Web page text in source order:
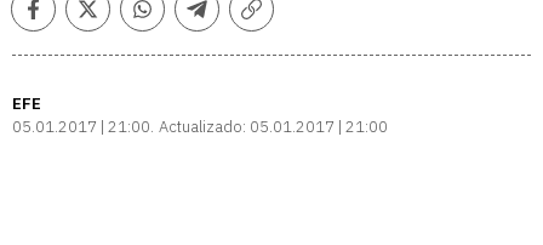
FacebookTwitterWhatsappTelegramCopiar
EFE
05.01.2017 | 21:00 Actualizado: 05.01.2017 | 21:00